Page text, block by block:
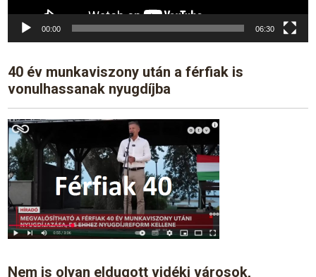
00:00 06:30
40 év munkaviszony után a férfiak is
vonulhassanak nyugdíjba
Nem is olyan eldugott vidéki városok,